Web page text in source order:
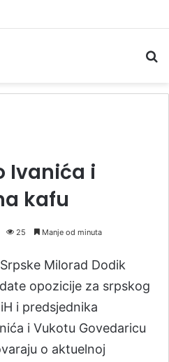
odbrane titule
Ivanića i
kafu
25 Manje od minuta
Milorad Dodik
opozicije za srpskog
i predsjednika
i Vukotu Govedaricu
o aktuelnoj